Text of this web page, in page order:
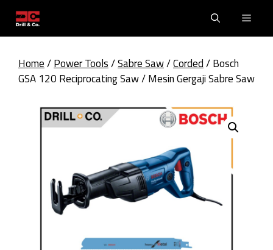
content
Home/Power Tools/Sabre Saw/Corded/ Bosch
GSA 120 Reciprocating Saw / Mesin Gergaji Sabre Saw